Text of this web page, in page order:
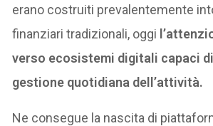
erano costruiti prevalentemente
finanziari tradizionali, oggi l’
verso ecosistemi digitali capaci
gestione quotidiana dell’attività.
Ne consegue la nascita di